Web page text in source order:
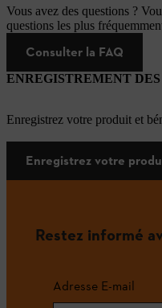
Vous avez des questions ?
questions les plus
Consulter la FAQ
ENREGISTREMENT
Enregistrez votre produit et
Enregistrez votre
Restez informé
Adresse E-mail